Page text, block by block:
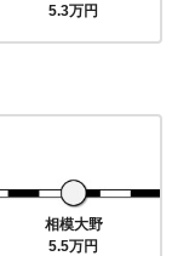
5.3万円
相模大野
5.5万円